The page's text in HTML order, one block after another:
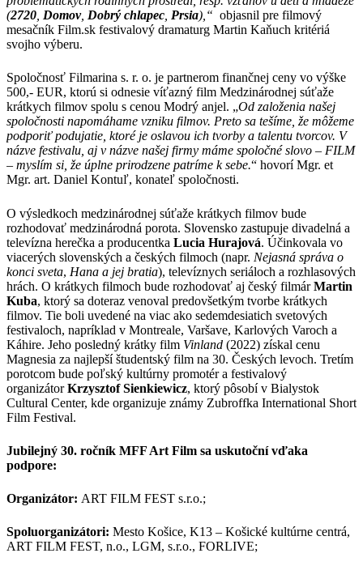
(2720 Domov, Dobrý chlapec Prsia),“ objasnil pre filmový
mesačník Film.sk festivalový dramaturg Martin Kaňuch kritériá
svojho výberu.
Spoločnosť Filmarina s. r. o. je partnerom finančnej ceny vo výške
500,- EUR, ktorú si odnesie víťazný film Medzinárodnej súťaže
krátkych filmov spolu s cenou Modrý anjel. „Od založenia našej
spoločnosti napomáhame vzniku filmov. Preto sa tešíme, že môžeme
podporiť podujatie, ktoré je oslavou ich tvorby a talentu tvorcov. V
názve festivalu, aj v názve našej firmy máme spoločné slovo – FILM
– myslím si, že úplne prirodzene patríme k sebe.“ hovorí Mgr. et
Mgr. art. Daniel Kontuľ, konateľ spoločnosti.
O výsledkoch medzinárodnej súťaže krátkych filmov bude
rozhodovať medzinárodná porota. Slovensko zastupuje divadelná a
televízna herečka a producentka Lucia Hurajová. Účinkovala vo
viacerých slovenských a českých filmoch (napr. Nejasná správa o
konci sveta, Hana a jej bratia), televíznych seriáloch a rozhlasových
hrách. O krátkych filmoch bude rozhodovať aj český filmárMartin
Kuba, ktorý sa doteraz venoval predovšetkým tvorbe krátkych
filmov. Tie boli uvedené na viac ako sedemdesiatich svetových
festivaloch, napríklad v Montreale, Varšave, Karlových Varoch a
Káhire. Jeho posledný krátky film Vinland (2022) získal cenu
Magnesia za najlepší študentský film na 30. Českých levoch. Tretím
porotcom bude poľský kultúrny promotér a festivalový
organizátorKrzysztof Sienkiewicz, ktorý pôsobí v Bialystok
Cultural Center, kde organizuje známy Zubroffka International Short
Film Festival.
Jubilejný 30. ročník MFF Art Film sa uskutoční vďaka
podpore:
Organizátor: ART FILM FEST s.r.o.;
Spoluorganizátori: Mesto Košice, K13 – Košické kultúrne centrá,
ART FILM FEST, n.o., LGM, s.r.o., FORLIVE;